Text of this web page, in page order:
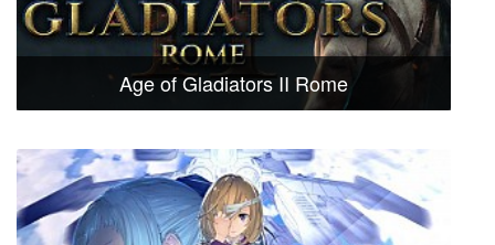
Age of Gladiators II Rome